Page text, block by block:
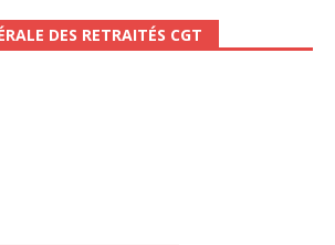
DES RETRAITÉS CGT